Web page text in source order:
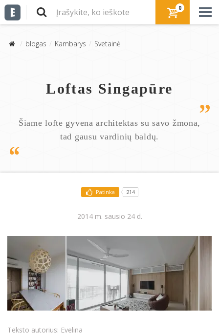
0
blogas Kambarys Svetainė
Loftas Singapūre
Šiame lofte gyvena architektas su savo žmona,
tad gausu vardinių baldų.
Patinka 214
2014 m. sausio 24 d.
Teksto autorius: Evelina